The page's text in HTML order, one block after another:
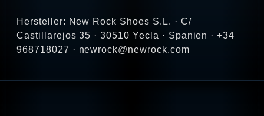
Hersteller: New Rock Shoes S.L. · C/
Castillarejos 35 · 30510 Yecla · Spanien · +34
968718027 · newrock@newrock.com